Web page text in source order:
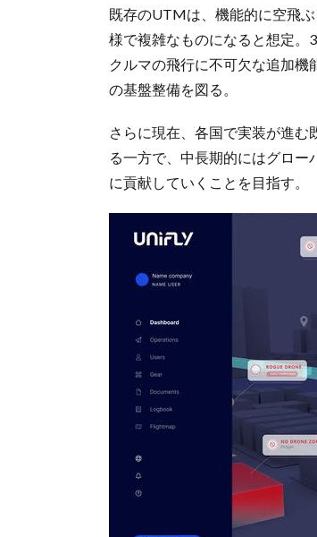
既存のUTMは、機能的に空飛
様で複雑なものになると想定。
クルマの飛行に不可欠な追加
の基盤整備を図る。
さらに現在、各国で実装が進
る一方で、中長期的にはグロ
に貢献していくことを目指す。